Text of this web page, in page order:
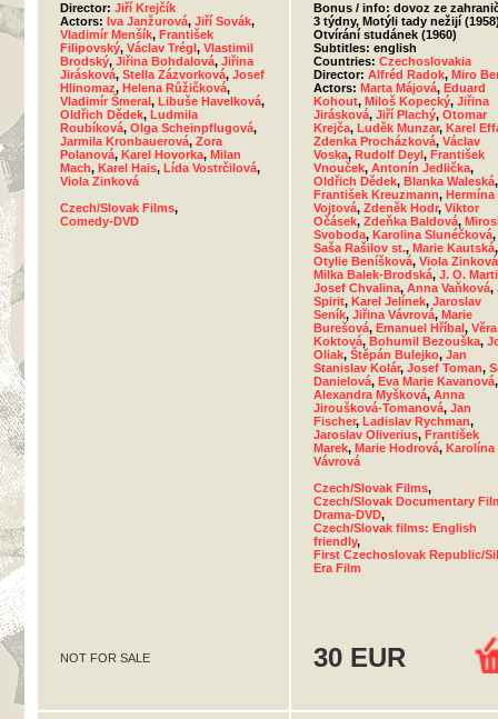
Director: Jiří Krejčík
Actors: Iva Janžurová, Jiří Sovák,
Vladimír Menšík, František
Filipovský, Václav Trégl, Vlastimil
Brodský, Jiřina Bohdalová, Jiřina
Jirásková, Stella Zázvorková, Josef
Hlinomaz, Helena Růžičková,
Vladimír Šmeral, Libuše Havelková,
Oldřich Dědek, Ludmila
Roubíková, Olga Scheinpflugová,
Jarmila Kronbauerová, Zora
Polanová, Karel Hovorka, Milan
Mach, Karel Hais, Lída Vostrčilová,
Viola Zinková
Czech/Slovak Films,
Comedy-DVD
NOT FOR SALE
Bonus / info: dovoz ze
3 týdny, Motýli tady nežijí
Otvírání studánek (1960)
Subtitles: english
Countries: Czechoslovakia
Director: Alfréd Radok, Miro
Actors: Marta Májová, Eduard
Kohout, Miloš Kopecký, Jiřina
Jirásková, Jiří Plachý, Otomar
Krejča, Luděk Munzar, Karel
Zdenka Procházková, Václav
Voska, Rudolf Deyl, František
Vnouček, Antonín Jedlička,
Oldřich Dědek, Blanka Waleská,
František Kreuzmann, Hermína
Vojtová, Zdeněk Hodr, Viktor
Očásek, Zdeňka Baldová,
Svoboda, Karolina Slunéčková,
Saša Rašilov st., Marie Kautská,
Otylie Beníšková, Viola Zinková
Milka Balek-Brodská, J. O.
Josef Chvalina, Anna Vaňková,
Spirit, Karel Jelínek, Jaroslav
Seník, Jiřina Vávrová, Marie
Burešová, Emanuel Hříbal, Věra
Koktová, Bohumil Bezouška,
Oliak, Štěpán Bulejko, Jan
Stanislav Kolár, Josef Toman,
Danielová, Eva Marie Kavanová,
Alexandra Myšková, Anna
Jiroušková-Tomanová, Jan
Fischer, Ladislav Rychman,
Jaroslav Oliverius, František
Marek, Marie Hodrová, Karolína
Vávrová
Czech/Slovak Films,
Czech/Slovak Documentary
Drama-DVD,
Czech/Slovak films: English
friendly,
First Czechoslovak Republic/
Era Film
30 EUR